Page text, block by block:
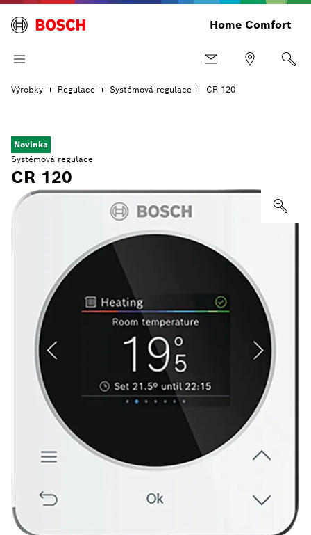
Home Comfort
Výrobky Regulace Systémová regulace CR 120
Novinka
Systémová regulace
CR 120